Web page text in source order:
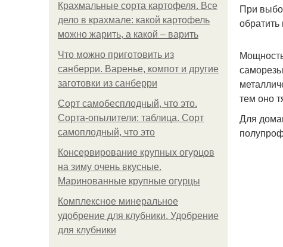
Крахмальные сорта картофеля. Все
дело в крахмале: какой картофель
можно жарить, а какой – варить
Что можно приготовить из
санберри. Варенье, компот и другие
заготовки из санберри
Сорт самобесплодный, что это.
Сорта-опылители: таблица. Сорт
самоплодный, что это
Консервирование крупных огурцов
на зиму очень вкусные.
Маринованные крупные огурцы
Комплексное минеральное
удобрение для клубники. Удобрение
для клубники
При
тем оно
Для